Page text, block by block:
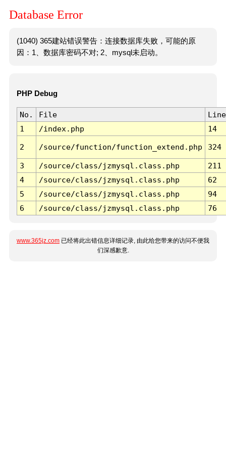
Database Error
(1040) 365建站错误警告：连接数据库失败，可能的原
因：1、数据库密码不对; 2、mysql未启动。
PHP Debug
No. File
Line
1
/index.php 14
2 /source/function/function_extend.php 324
3 /source/class/jzmysql.class.php
211
4
/source/class/jzmysql.class.php
62
5
/source/class/jzmysql.class.php
94
6
/source/class/jzmysql.class.php 76
www.365jz.com 已经将此出错信息详细记录, 由此给您带来的访问不便我
们深感歉意.